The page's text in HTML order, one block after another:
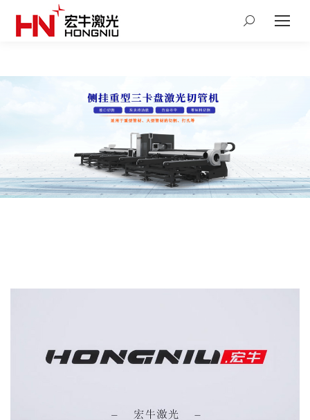
Search: